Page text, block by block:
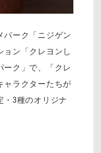
パーク「ニジゲン
ョン「クレヨンし
ーク」で、「クレ
ャラクターたちが
・3種のオリジナ